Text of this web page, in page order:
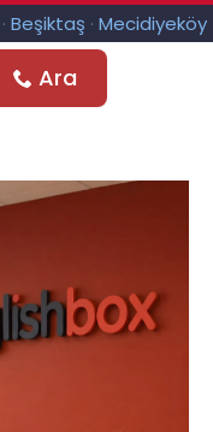
· Beşiktaş · Mecidiyeköy
Ara